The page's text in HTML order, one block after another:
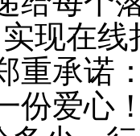
现在
重承诺
份爱心